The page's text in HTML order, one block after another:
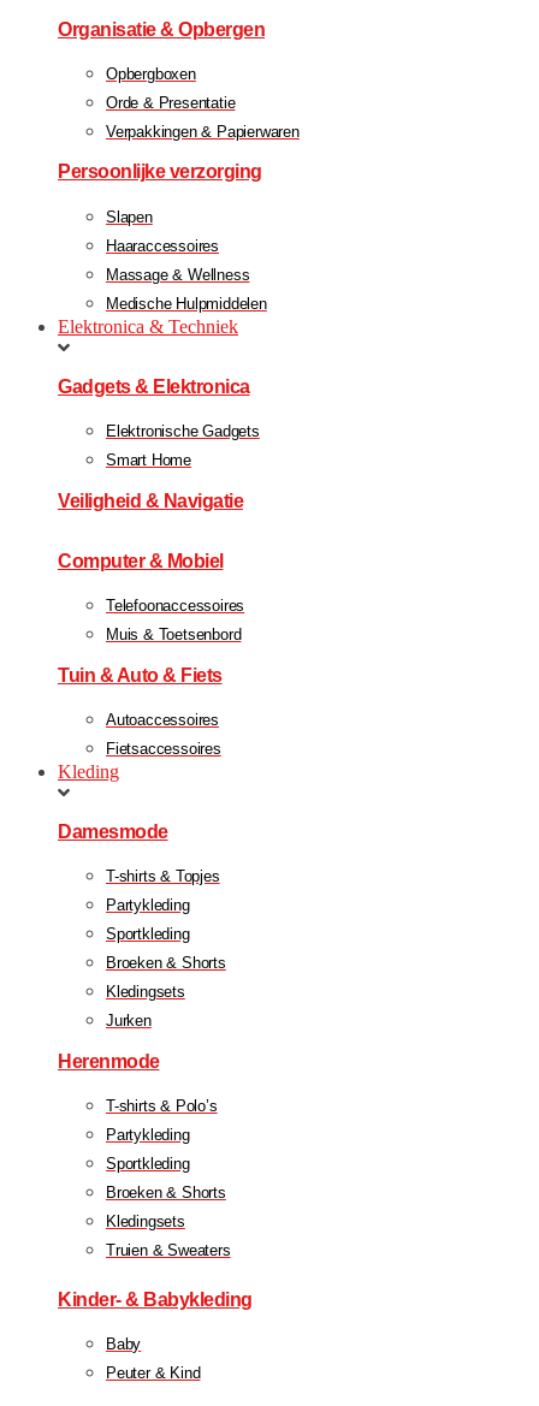
Organisatie & Opbergen
Opbergboxen
Orde & Presentatie
Verpakkingen & Papierwaren
Persoonlijke verzorging
Slapen
Haaraccessoires
Massage & Wellness
Medische Hulpmiddelen
Elektronica & Techniek
Gadgets & Elektronica
Elektronische Gadgets
Smart Home
Veiligheid & Navigatie
Computer & Mobiel
Telefoonaccessoires
Muis & Toetsenbord
Tuin & Auto & Fiets
Autoaccessoires
Fietsaccessoires
Kleding
Damesmode
T-shirts & Topjes
Partykleding
Sportkleding
Broeken & Shorts
Kledingsets
Jurken
Herenmode
T-shirts & Polo’s
Partykleding
Sportkleding
Broeken & Shorts
Kledingsets
Truien & Sweaters
Kinder- & Babykleding
Baby
Peuter & Kind